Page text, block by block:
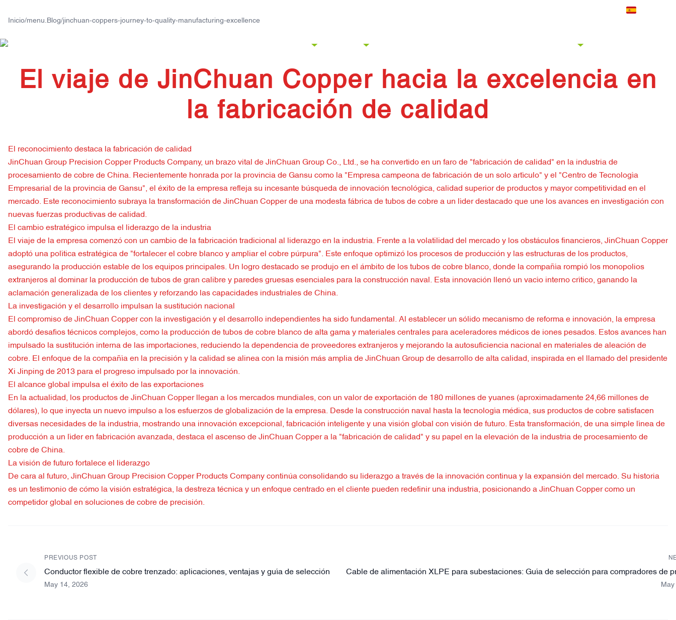
Bienvenido
Inicio/menu.Blog/jinchuan-coppers-journey-to-quality-manufacturing-excellence
El viaje de JinChuan Copper hacia la excelencia en
la fabricación de calidad
El reconocimiento destaca la fabricación de calidad
JinChuan Group Precision Copper Products Company, un brazo vital de JinChuan Group Co., Ltd., se ha convertido en un faro de "fabricación de calidad" en la industria de
procesamiento de cobre de China. Recientemente honrada por la provincia de Gansu como la "Empresa campeona de fabricación de un solo artículo" y el "Centro de Tecnología
Empresarial de la provincia de Gansu", el éxito de la empresa refleja su incesante búsqueda de innovación tecnológica, calidad superior de productos y mayor competitividad en el
mercado. Este reconocimiento subraya la transformación de JinChuan Copper de una modesta fábrica de tubos de cobre a un líder destacado que une los avances en investigación con
nuevas fuerzas productivas de calidad.
El cambio estratégico impulsa el liderazgo de la industria
El viaje de la empresa comenzó con un cambio de la fabricación tradicional al liderazgo en la industria. Frente a la volatilidad del mercado y los obstáculos financieros, JinChuan Copper
adoptó una política estratégica de "fortalecer el cobre blanco y ampliar el cobre púrpura". Este enfoque optimizó los procesos de producción y las estructuras de los productos,
asegurando la producción estable de los equipos principales. Un logro destacado se produjo en el ámbito de los tubos de cobre blanco, donde la compañía rompió los monopolios
extranjeros al dominar la producción de tubos de gran calibre y paredes gruesas esenciales para la construcción naval. Esta innovación llenó un vacío interno crítico, ganando la
aclamación generalizada de los clientes y reforzando las capacidades industriales de China.
La investigación y el desarrollo impulsan la sustitución nacional
El compromiso de JinChuan Copper con la investigación y el desarrollo independientes ha sido fundamental. Al establecer un sólido mecanismo de reforma e innovación, la empresa
abordó desafíos técnicos complejos, como la producción de tubos de cobre blanco de alta gama y materiales centrales para aceleradores médicos de iones pesados. Estos avances han
impulsado la sustitución interna de las importaciones, reduciendo la dependencia de proveedores extranjeros y mejorando la autosuficiencia nacional en materiales de aleación de
cobre. El enfoque de la compañía en la precisión y la calidad se alinea con la misión más amplia de JinChuan Group de desarrollo de alta calidad, inspirada en el llamado del presidente
Xi Jinping de 2013 para el progreso impulsado por la innovación.
El alcance global impulsa el éxito de las exportaciones
En la actualidad, los productos de JinChuan Copper llegan a los mercados mundiales, con un valor de exportación de 180 millones de yuanes (aproximadamente 24,66 millones de
dólares), lo que inyecta un nuevo impulso a los esfuerzos de globalización de la empresa. Desde la construcción naval hasta la tecnología médica, sus productos de cobre satisfacen
diversas necesidades de la industria, mostrando una innovación excepcional, fabricación inteligente y una visión global con visión de futuro. Esta transformación, de una simple línea de
producción a un líder en fabricación avanzada, destaca el ascenso de JinChuan Copper a la "fabricación de calidad" y su papel en la elevación de la industria de procesamiento de
cobre de China.
La visión de futuro fortalece el liderazgo
De cara al futuro, JinChuan Group Precision Copper Products Company continúa consolidando su liderazgo a través de la innovación continua y la expansión del mercado. Su historia
es un testimonio de cómo la visión estratégica, la destreza técnica y un enfoque centrado en el cliente pueden redefinir una industria, posicionando a JinChuan Copper como un
competidor global en soluciones de cobre de precisión.
PREVIOUS POST
Conductor flexible de cobre trenzado: aplicaciones, ventajas y guía de selección
May 14, 2026
Cable de alimentación XLPE para subestaciones: Guía de selección para compradores de